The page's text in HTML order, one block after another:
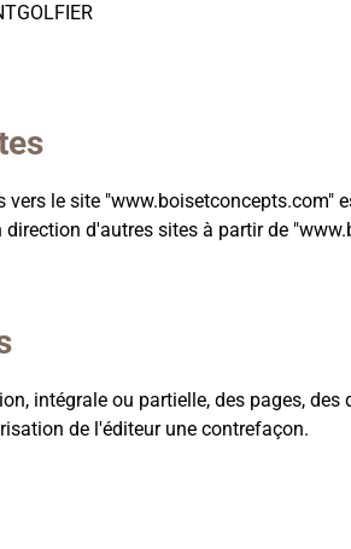
vers le site
d'autres sites à partir de
intégrale ou partielle, des pages,
de l'éditeur une contrefaçon.